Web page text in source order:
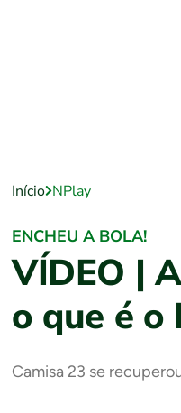
Início NPlay
ENCHEU A BOLA!
VÍDEO |
o que é o
Camisa 23 se